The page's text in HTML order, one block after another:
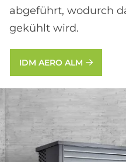
abgeführt, wodurch
gekühlt wird.
IDM AERO ALM